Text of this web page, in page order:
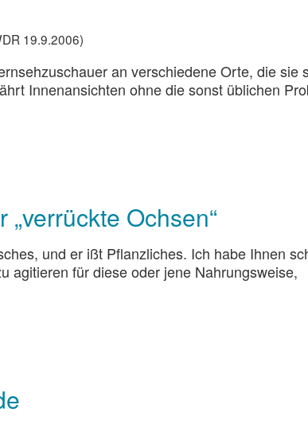
19.9.2006)
an verschiedene Orte, die sie
Innenansichten ohne die sonst üblichen
Ochsen“
und er ißt Pflanzliches. Ich habe Ihnen
agitieren für diese oder jene Nahrungsweise,